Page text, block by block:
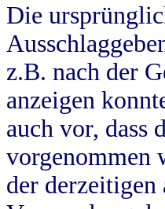
Die
z.B. nach der
anzeigen
auch vor, dass
vorgenommen
der